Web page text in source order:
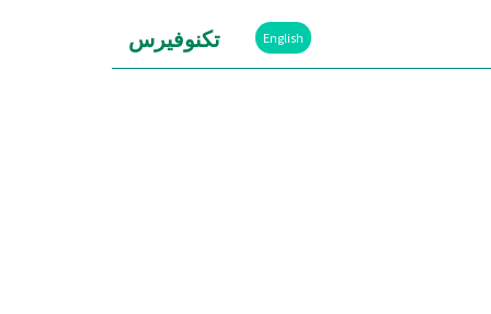
English تكنوفيرس